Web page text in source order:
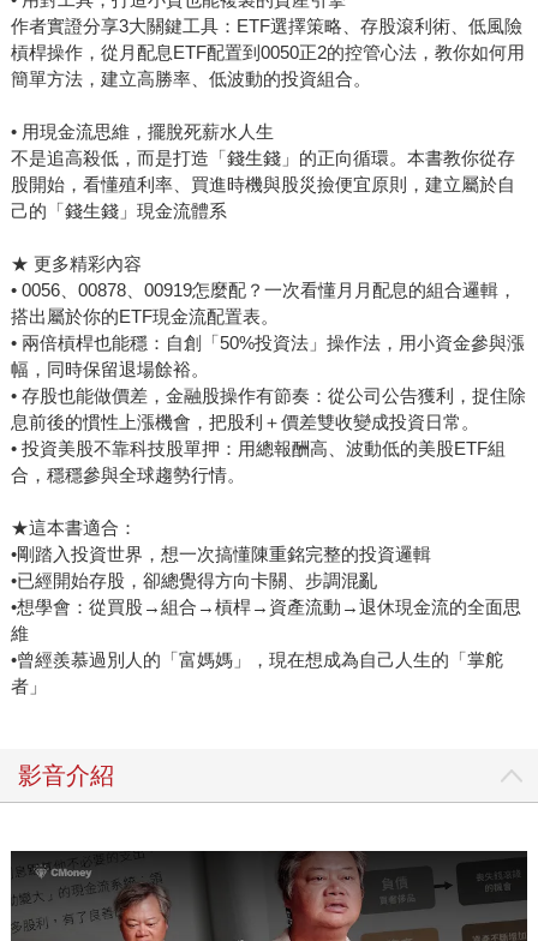
作者實證分享3大關鍵工具：ETF選擇策略、存股滾利術、低風險
槓桿操作，從月配息ETF配置到0050正2的控管心法，教你如何用
簡單方法，建立高勝率、低波動的投資組合。
• 用現金流思維，擺脫死薪水人生
不是追高殺低，而是打造「錢生錢」的正向循環。本書教你從存
股開始，看懂殖利率、買進時機與股災撿便宜原則，建立屬於自
己的「錢生錢」現金流體系
★ 更多精彩內容
• 0056、00878、00919怎麼配？一次看懂月月配息的組合邏輯，
搭出屬於你的ETF現金流配置表。
• 兩倍槓桿也能穩：自創「50%投資法」操作法，用小資金參與漲
幅，同時保留退場餘裕。
• 存股也能做價差，金融股操作有節奏：從公司公告獲利，捉住除
息前後的慣性上漲機會，把股利＋價差雙收變成投資日常。
• 投資美股不靠科技股單押：用總報酬高、波動低的美股ETF組
合，穩穩參與全球趨勢行情。
★這本書適合：
•剛踏入投資世界，想一次搞懂陳重銘完整的投資邏輯
•已經開始存股，卻總覺得方向卡關、步調混亂
•想學會：從買股→組合→槓桿→資產流動→退休現金流的全面思
維
•曾經羨慕過別人的「富媽媽」，現在想成為自己人生的「掌舵
者」
影音介紹